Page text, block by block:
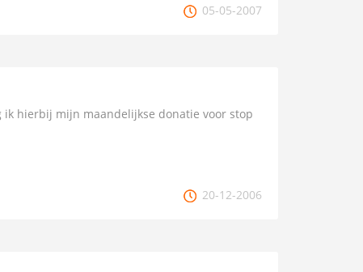
05-05-2007
hierbij mijn maandelijkse donatie voor stop
20-12-2006